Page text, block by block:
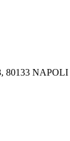
80133